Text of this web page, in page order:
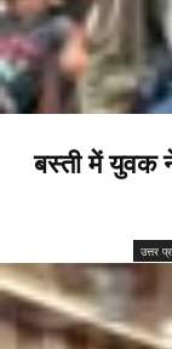
बस्ती में युवक
उत्तर